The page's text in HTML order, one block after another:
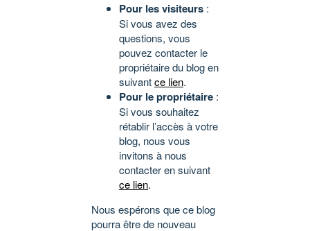
Pour les visiteurs :
Si vous avez des
questions, vous
pouvez contacter le
propriétaire du blog en
suivantce lien.
Pour le propriétaire :
Si vous souhaitez
rétablir l’accès à votre
blog, nous vous
invitons à nous
contacter en suivant
ce lien.
Nous espérons que ce blog
pourra être de nouveau